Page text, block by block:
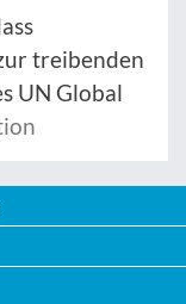
treibenden
UN Global